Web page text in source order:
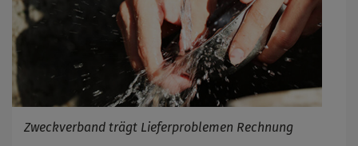
Zweckverband trägt Lieferproblemen Rechnung